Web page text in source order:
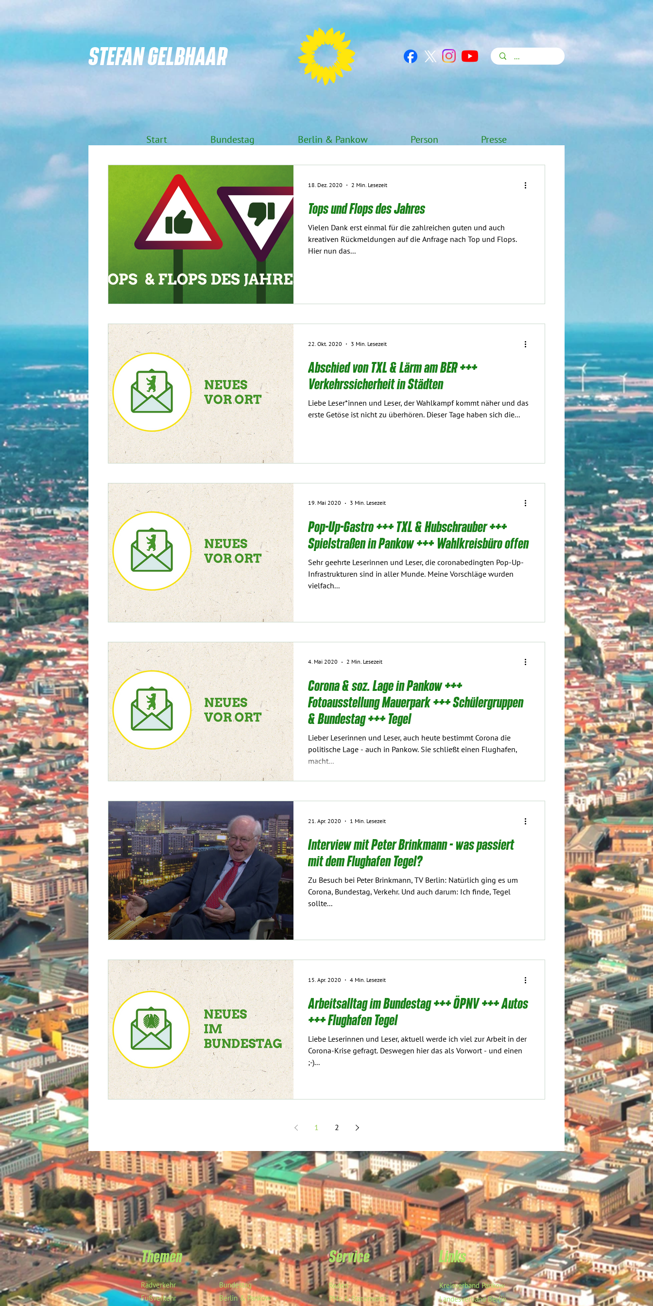
STEFAN GELBHAAR
Tops und Flops des Jahres
Vielen Dank erst einmal für die zahlreichen guten und auch
kreativen Rückmeldungen auf die Anfrage nach Top und Flops.
Hier nun das...
18. Dez. 2020 2 Min. Lesezeit
Abschied von TXL & Lärm am BER +++
Verkehrssicherheit in Städten
Liebe Leser*innen und Leser, der Wahlkampf kommt näher und das
erste Getöse ist nicht zu überhören. Dieser Tage haben sich die...
22. Okt. 2020 3 Min. Lesezeit
Pop-Up-Gastro +++ TXL & Hubschrauber +++
Spielstraßen in Pankow +++ Wahlkreisbüro offen
Sehr geehrte Leserinnen und Leser, die coronabedingten Pop-Up-
Infrastrukturen sind in aller Munde. Meine Vorschläge wurden
vielfach...
19. Mai 2020 3 Min. Lesezeit
Corona & soz. Lage in Pankow +++
Fotoausstellung Mauerpark +++ Schülergruppen
& Bundestag +++ Tegel
Lieber Leserinnen und Leser, auch heute bestimmt Corona die
politische Lage - auch in Pankow. Sie schließt einen Flughafen,
macht...
4. Mai 2020 2 Min. Lesezeit
Interview mit Peter Brinkmann - was passiert
mit dem Flughafen Tegel?
Zu Besuch bei Peter Brinkmann, TV Berlin: Natürlich ging es um
Corona, Bundestag, Verkehr. Und auch darum: Ich finde, Tegel
sollte...
21. Apr. 2020 1 Min. Lesezeit
Arbeitsalltag im Bundestag +++ ÖPNV +++ Autos
+++ Flughafen Tegel
Liebe Leserinnen und Leser, aktuell werde ich viel zur Arbeit in der
Corona-Krise gefragt. Deswegen hier das als Vorwort - und einen
;-)...
15. Apr. 2020 4 Min. Lesezeit
1 2
Start Bundestag Berlin & Pankow Person Presse
Themen
Radverkehr
Fußverkehr
Bundestag
Berlin & Pankow
Service
Reden
PMs & Statements
Links
Kreisverband Pankow
Landesverband Berlin